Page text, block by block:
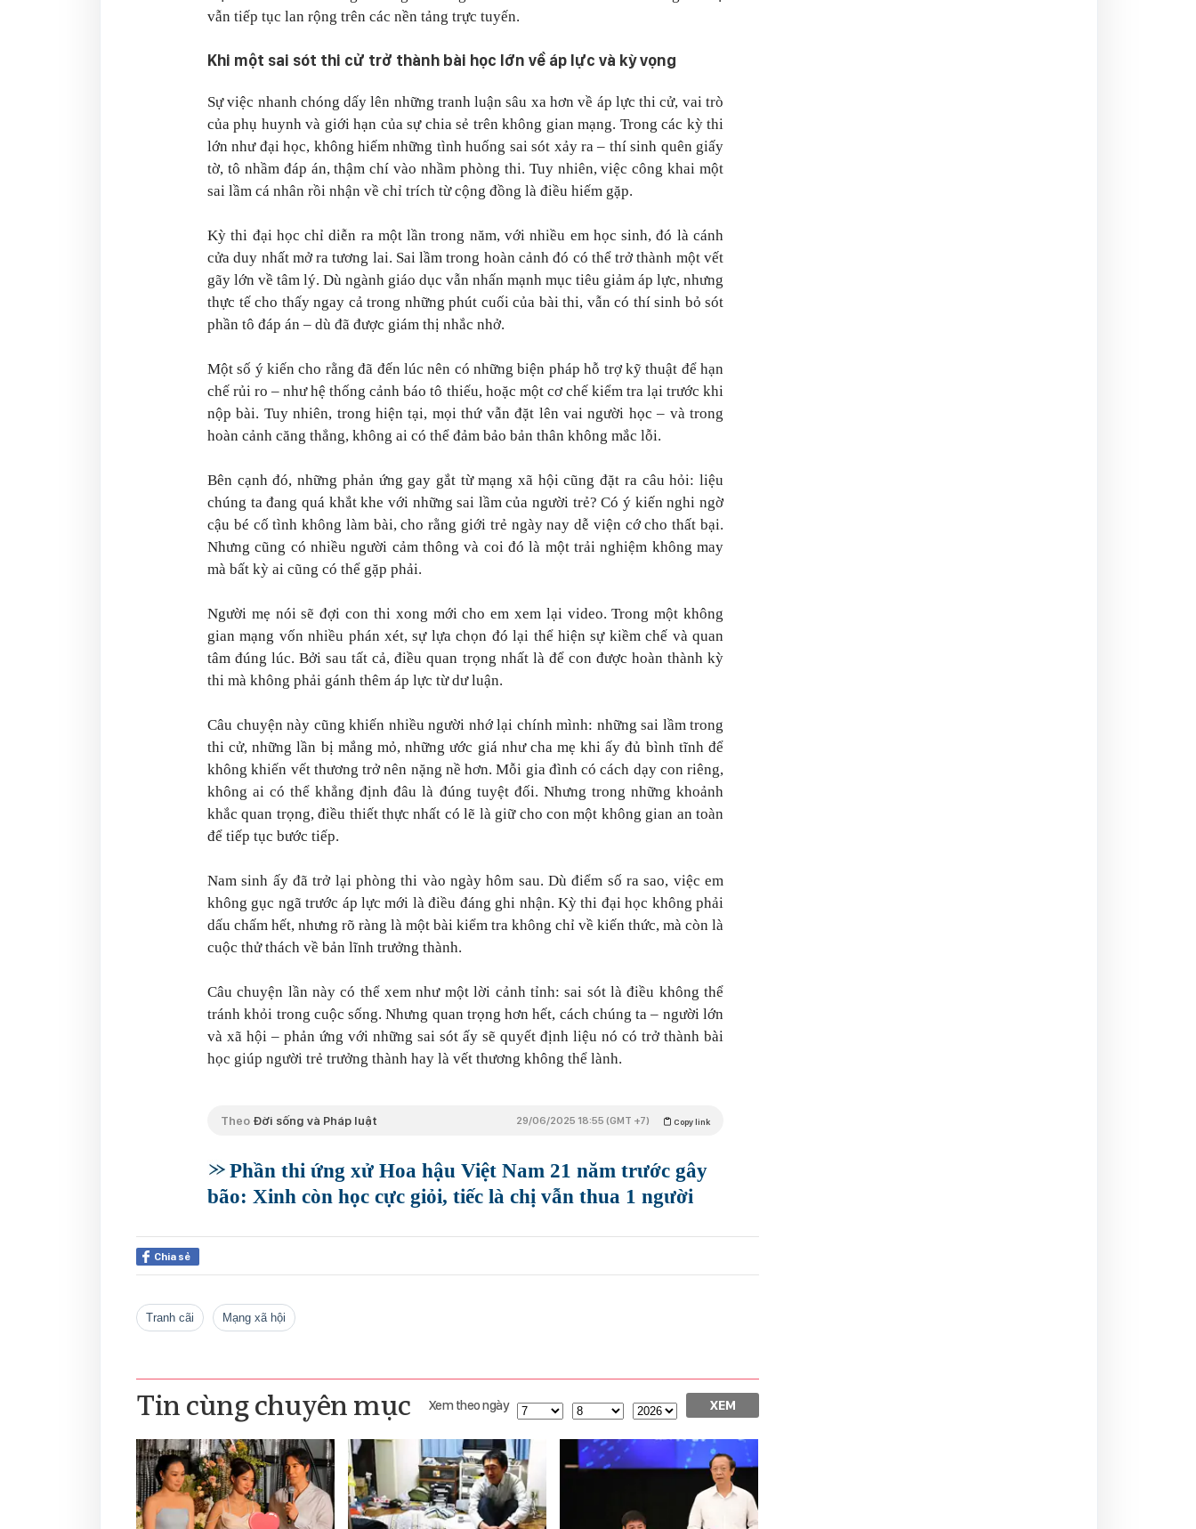
vẫn tiếp tục lan rộng trên các nền tảng trực tuyến.
Khi một sai sót thi cử trở thành bài học lớn về áp lực và kỳ vọng
Sự việc nhanh chóng dấy lên những tranh luận sâu xa hơn về áp lực thi cử, vai trò
của phụ huynh và giới hạn của sự chia sẻ trên không gian mạng. Trong các kỳ thi
lớn như đại học, không hiếm những tình huống sai sót xảy ra – thí sinh quên giấy
tờ, tô nhầm đáp án, thậm chí vào nhầm phòng thi. Tuy nhiên, việc công khai một
sai lầm cá nhân rồi nhận về chỉ trích từ cộng đồng là điều hiếm gặp.
Kỳ thi đại học chỉ diễn ra một lần trong năm, với nhiều em học sinh, đó là cánh
cửa duy nhất mở ra tương lai. Sai lầm trong hoàn cảnh đó có thể trở thành một vết
gãy lớn về tâm lý. Dù ngành giáo dục vẫn nhấn mạnh mục tiêu giảm áp lực, nhưng
thực tế cho thấy ngay cả trong những phút cuối của bài thi, vẫn có thí sinh bỏ sót
phần tô đáp án – dù đã được giám thị nhắc nhở.
Một số ý kiến cho rằng đã đến lúc nên có những biện pháp hỗ trợ kỹ thuật để hạn
chế rủi ro – như hệ thống cảnh báo tô thiếu, hoặc một cơ chế kiểm tra lại trước khi
nộp bài. Tuy nhiên, trong hiện tại, mọi thứ vẫn đặt lên vai người học – và trong
hoàn cảnh căng thẳng, không ai có thể đảm bảo bản thân không mắc lỗi.
Bên cạnh đó, những phản ứng gay gắt từ mạng xã hội cũng đặt ra câu hỏi: liệu
chúng ta đang quá khắt khe với những sai lầm của người trẻ? Có ý kiến nghi ngờ
cậu bé cố tình không làm bài, cho rằng giới trẻ ngày nay dễ viện cớ cho thất bại.
Nhưng cũng có nhiều người cảm thông và coi đó là một trải nghiệm không may
mà bất kỳ ai cũng có thể gặp phải.
Người mẹ nói sẽ đợi con thi xong mới cho em xem lại video. Trong một không
gian mạng vốn nhiều phán xét, sự lựa chọn đó lại thể hiện sự kiềm chế và quan
tâm đúng lúc. Bởi sau tất cả, điều quan trọng nhất là để con được hoàn thành kỳ
thi mà không phải gánh thêm áp lực từ dư luận.
Câu chuyện này cũng khiến nhiều người nhớ lại chính mình: những sai lầm trong
thi cử, những lần bị mắng mỏ, những ước giá như cha mẹ khi ấy đủ bình tĩnh để
không khiến vết thương trở nên nặng nề hơn. Mỗi gia đình có cách dạy con riêng,
không ai có thể khẳng định đâu là đúng tuyệt đối. Nhưng trong những khoảnh
khắc quan trọng, điều thiết thực nhất có lẽ là giữ cho con một không gian an toàn
để tiếp tục bước tiếp.
Nam sinh ấy đã trở lại phòng thi vào ngày hôm sau. Dù điểm số ra sao, việc em
không gục ngã trước áp lực mới là điều đáng ghi nhận. Kỳ thi đại học không phải
dấu chấm hết, nhưng rõ ràng là một bài kiểm tra không chỉ về kiến thức, mà còn là
cuộc thử thách về bản lĩnh trưởng thành.
Câu chuyện lần này có thể xem như một lời cảnh tỉnh: sai sót là điều không thể
tránh khỏi trong cuộc sống. Nhưng quan trọng hơn hết, cách chúng ta – người lớn
và xã hội – phản ứng với những sai sót ấy sẽ quyết định liệu nó có trở thành bài
học giúp người trẻ trưởng thành hay là vết thương không thể lành.
Theo Đời sống và Pháp luật Copy link
29/06/2025 18:55 (GMT +7)
Phần thi ứng xử Hoa hậu Việt Nam 21 năm trước gây
bão: Xinh còn học cực giỏi, tiếc là chị vẫn thua 1 người
Chia sẻ
tranh cãi mạng xã hội
Tin cùng chuyên mục Xem theo ngày XEM